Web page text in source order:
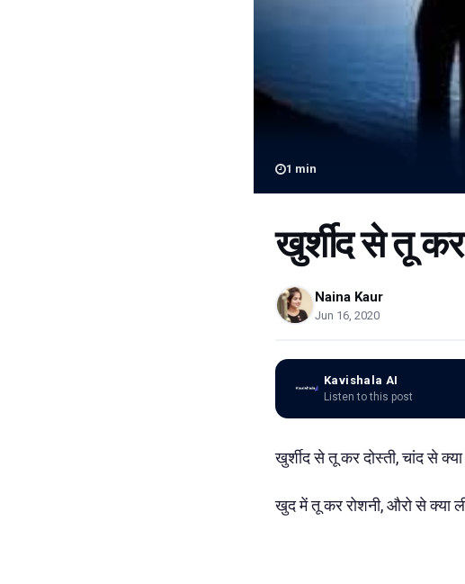
1 min
खुर्शीद से तू कर
Naina Kaur
Jun 16, 2020
Kavishala AI
Listen to this post
खुर्शीद से तू कर दोस्ती, चांद से
खुद में तू कर रोशनी, औरो से क्या